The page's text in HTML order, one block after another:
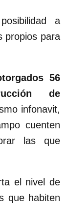
a
propios para
56
de
infonavit,
cuenten
las que
el nivel de
que habiten